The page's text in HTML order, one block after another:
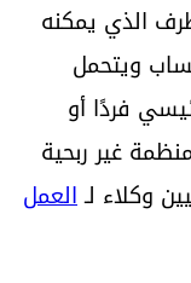
الذي يمكنه
ويتحمل
فردًا أو
غير ربحية
وكلاء لـالعمل